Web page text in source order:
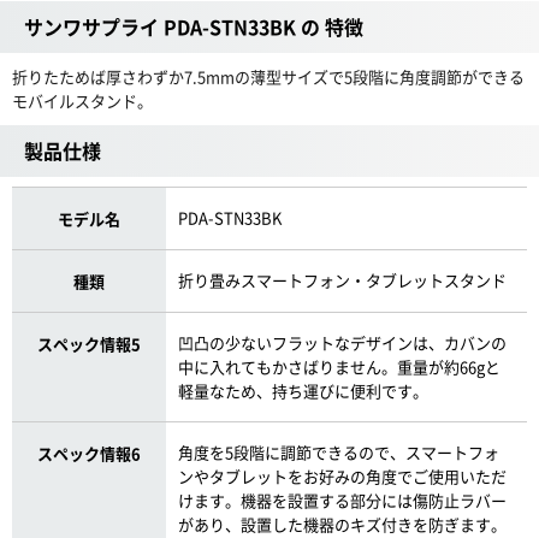
サンワサプライ PDA-STN33BK の 特徴
折りたためば厚さわずか7.5mmの薄型サイズで5段階に角度調節ができる
モバイルスタンド。
製品仕様
モデル名 PDA-STN33BK
種類 折り畳みスマートフォン・タブレットスタンド
スペック情報5
凹凸の少ないフラットなデザインは、カバンの
中に入れてもかさばりません。重量が約66gと
軽量なため、持ち運びに便利です。
スペック情報6
角度を5段階に調節できるので、スマートフォ
ンやタブレットをお好みの角度でご使用いただ
けます。機器を設置する部分には傷防止ラバー
があり、設置した機器のキズ付きを防ぎます。